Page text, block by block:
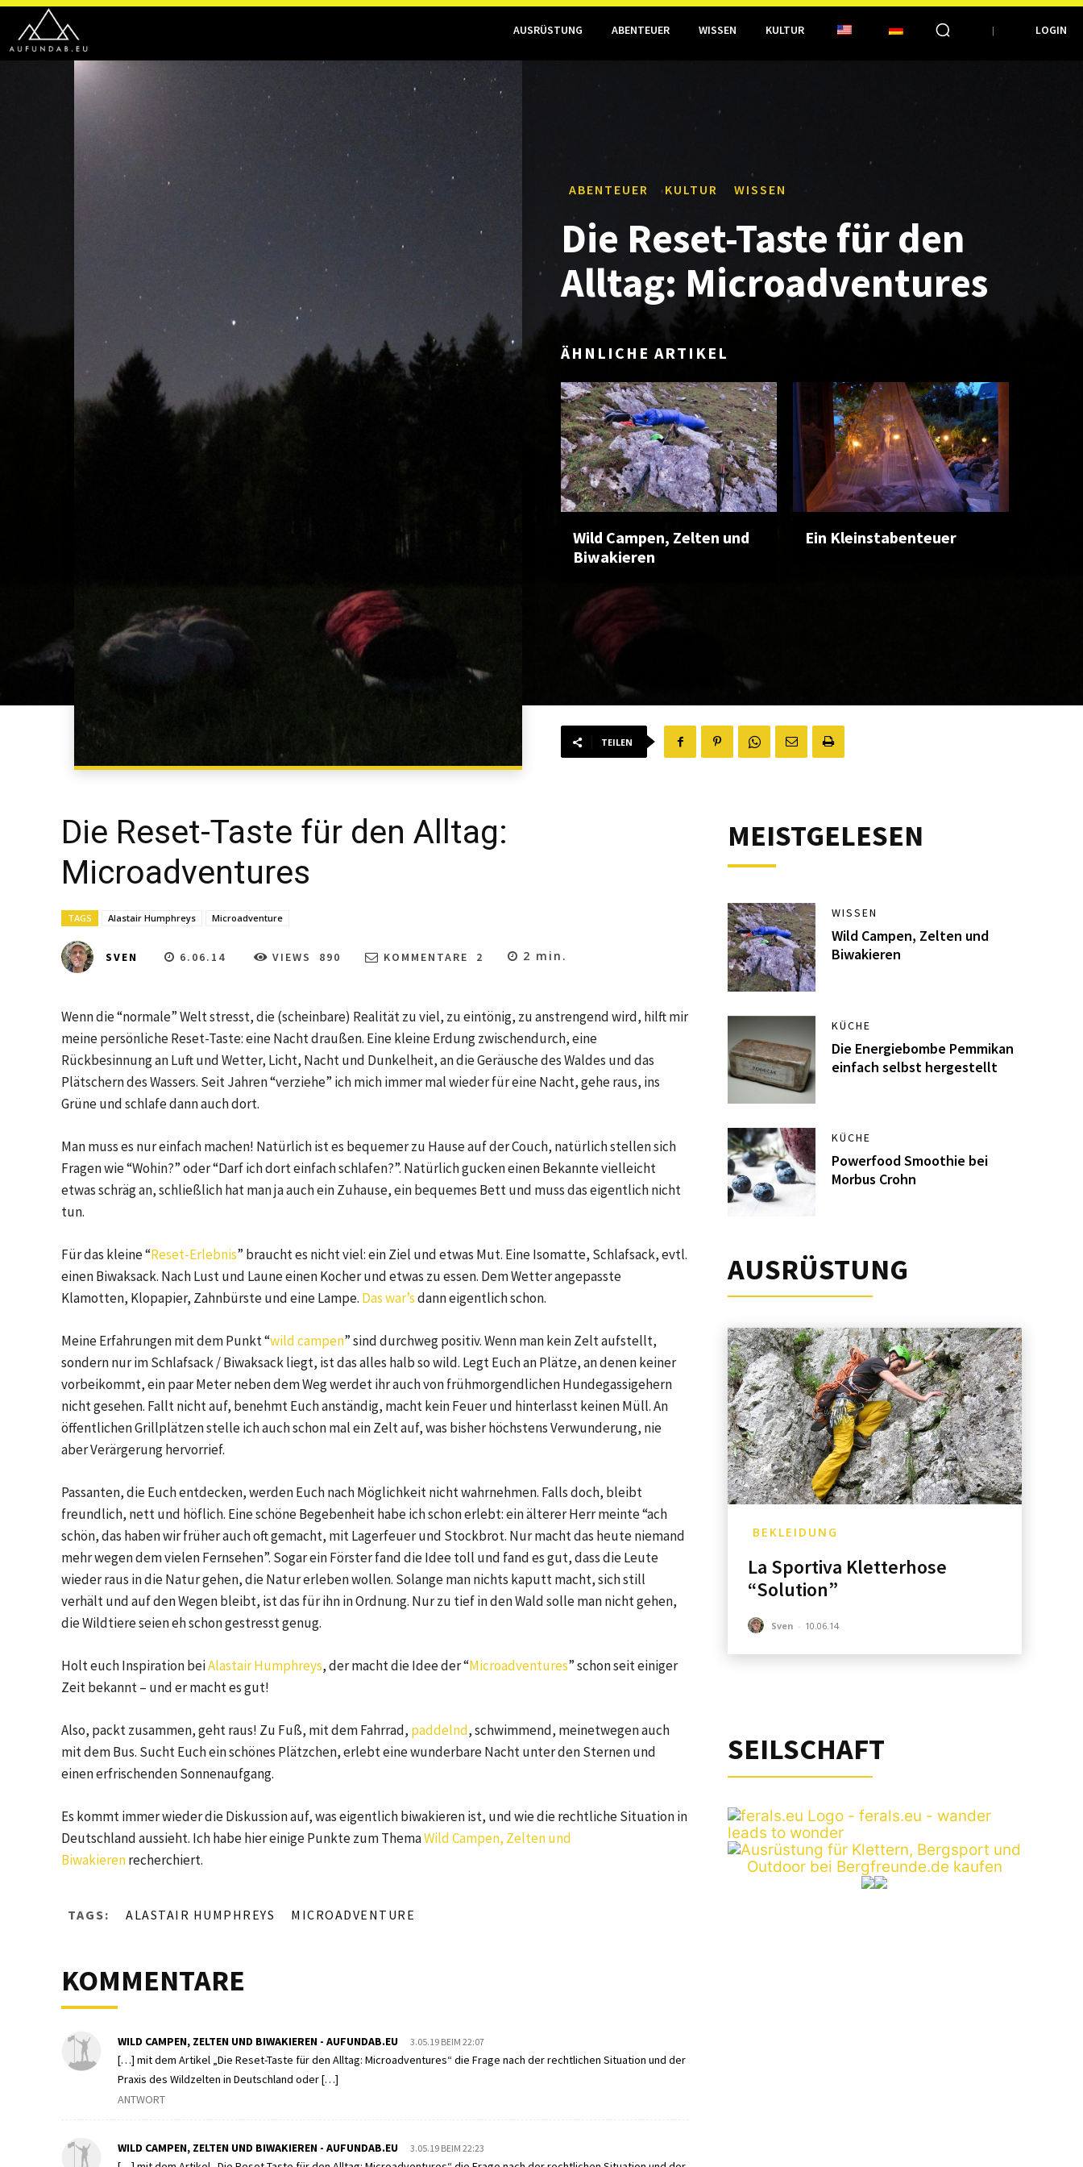
AUSRÜSTUNG ABENTEUER WISSEN KULTUR LOGIN
ABENTEUER KULTUR WISSEN
Die Reset-Taste für den
Alltag: Microadventures
ÄHNLICHE ARTIKEL
Wild Campen, Zelten und
Biwakieren
Ein Kleinstabenteuer
TEILEN
Die Reset-Taste für den Alltag:
Microadventures
TAGS Alastair Humphreys Microadventure
SVEN 6.06.14 VIEWS 890 KOMMENTARE 2 2 min.
Wenn die “normale” Welt stresst, die (scheinbare) Realität zu viel, zu eintönig, zu anstrengend wird, hilft mir
meine persönliche Reset-Taste: eine Nacht draußen. Eine kleine Erdung zwischendurch, eine
Rückbesinnung an Luft und Wetter, Licht, Nacht und Dunkelheit, an die Geräusche des Waldes und das
Plätschern des Wassers. Seit Jahren “verziehe” ich mich immer mal wieder für eine Nacht, gehe raus, ins
Grüne und schlafe dann auch dort.
Man muss es nur einfach machen! Natürlich ist es bequemer zu Hause auf der Couch, natürlich stellen sich
Fragen wie “Wohin?” oder “Darf ich dort einfach schlafen?”. Natürlich gucken einen Bekannte vielleicht
etwas schräg an, schließlich hat man ja auch ein Zuhause, ein bequemes Bett und muss das eigentlich nicht
tun.
Für das kleine “Reset-Erlebnis” braucht es nicht viel: ein Ziel und etwas Mut. Eine Isomatte, Schlafsack, evtl.
einen Biwaksack. Nach Lust und Laune einen Kocher und etwas zu essen. Dem Wetter angepasste
Klamotten, Klopapier, Zahnbürste und eine Lampe. Das war’sdann eigentlich schon.
Meine Erfahrungen mit dem Punkt “wildcampen” sind durchweg positiv. Wenn man kein Zelt aufstellt,
sondern nur im Schlafsack / Biwaksack liegt, ist das alles halb so wild. Legt Euch an Plätze, an denen keiner
vorbeikommt, ein paar Meter neben dem Weg werdet ihr auch von frühmorgendlichen Hundegassigehern
nicht gesehen. Fallt nicht auf, benehmt Euch anständig, macht kein Feuer und hinterlasst keinen Müll. An
öffentlichen Grillplätzen stelle ich auch schon mal ein Zelt auf, was bisher höchstens Verwunderung, nie
aber Verärgerung hervorrief.
Passanten, die Euch entdecken, werden Euch nach Möglichkeit nicht wahrnehmen. Falls doch, bleibt
freundlich, nett und höflich. Eine schöne Begebenheit habe ich schon erlebt: ein älterer Herr meinte “ach
schön, das haben wir früher auch oft gemacht, mit Lagerfeuer und Stockbrot. Nur macht das heute niemand
mehr wegen dem vielen Fernsehen”. Sogar ein Förster fand die Idee toll und fand es gut, dass die Leute
wieder raus in die Natur gehen, die Natur erleben wollen. Solange man nichts kaputt macht, sich still
verhält und auf den Wegen bleibt, ist das für ihn in Ordnung. Nur zu tief in den Wald solle man nicht gehen,
die Wildtiere seien eh schon gestresst genug.
Holt euch Inspiration beiAlastair Humphreys, der macht die Idee der “Microadventures” schon seit einiger
Zeit bekannt – und er macht es gut!
Also, packt zusammen, geht raus! Zu Fuß, mit dem Fahrrad, paddelnd, schwimmend, meinetwegen auch
mit dem Bus. Sucht Euch ein schönes Plätzchen, erlebt eine wunderbare Nacht unter den Sternen und
einen erfrischenden Sonnenaufgang.
Es kommt immer wieder die Diskussion auf, was eigentlich biwakieren ist, und wie die rechtliche Situation in
Deutschland aussieht. Ich habe hier einige Punkte zum ThemaWild Campen, Zelten und
Biwakierenrecherchiert.
TAGS: ALASTAIR HUMPHREYS MICROADVENTURE
KOMMENTARE
WILD CAMPEN, ZELTEN UND BIWAKIEREN - AUFUNDAB.EU 3.05.19 BEIM 22:07
[…] mit dem Artikel „Die Reset-Taste für den Alltag: Microadventures“ die Frage nach der rechtlichen Situation und der
Praxis des Wildzelten in Deutschland oder […]
ANTWORT
WILD CAMPEN, ZELTEN UND BIWAKIEREN - AUFUNDAB.EU 3.05.19 BEIM 22:23
MEISTGELESEN
WISSEN
Wild Campen, Zelten und
Biwakieren
KÜCHE
Die Energiebombe Pemmikan
einfach selbst hergestellt
KÜCHE
Powerfood Smoothie bei
Morbus Crohn
AUSRÜSTUNG
BEKLEIDUNG
La Sportiva Kletterhose
“Solution”
Sven - 10.06.14
SEILSCHAFT